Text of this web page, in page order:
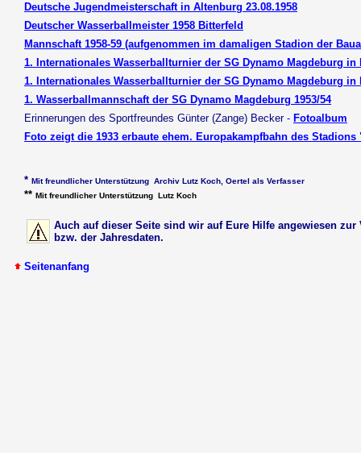
Deutsche Jugendmeisterschaft in Altenburg 23.08.1958
Deutscher Wasserballmeister 1958 Bitterfeld
Mannschaft 1958-59 (aufgenommen im damaligen Stadion der
1. Internationales Wasserballturnier der SG Dynamo Magdeburg in
1. Internationales Wasserballturnier der SG Dynamo Magdeburg in
1. Wasserballmannschaft der SG Dynamo Magdeburg 1953/54
Erinnerungen des Sportfreundes Günter (Zange) Becker- Fotoalbum
Foto zeigt die 1933 erbaute ehem. Europakampfbahn des
* Mit freundlicher Unterstützung Archiv Lutz Koch, Oertel als Verfasser
** Mit freundlicher Unterstützung Lutz Koch
Auch auf dieser Seite sind wir auf Eure Hilfe angewiesen
bzw. der Jahresdaten.
Seitenanfang